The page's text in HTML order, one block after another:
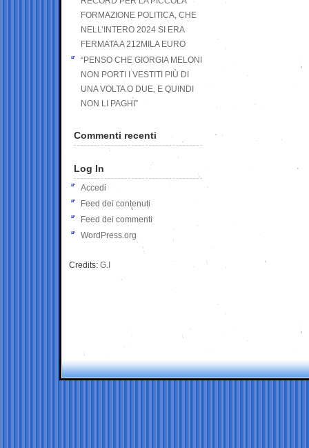
FORMAZIONE POLITICA, CHE
NELL’INTERO 2024 SI ERA
FERMATA A 212MILA EURO
“PENSO CHE GIORGIA MELONI
NON PORTI I VESTITI PIÙ DI
UNA VOLTA O DUE, E QUINDI
NON LI PAGHI”
Commenti recenti
Log In
Accedi
Feed dei contenuti
Feed dei commenti
WordPress.org
Credits: G.I